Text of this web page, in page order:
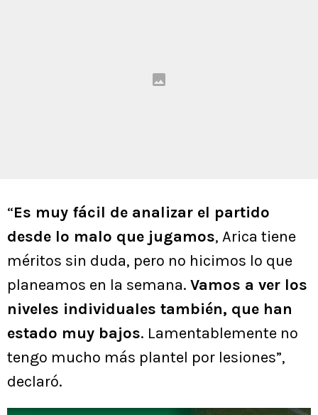
“Es muy fácil de analizar el partido
desde lo malo que jugamos, Arica tiene
méritos sin duda, pero no hicimos lo que
planeamos en la semana. Vamos a ver los
niveles individuales también, que han
estado muy bajos. Lamentablemente no
tengo mucho más plantel por lesiones”,
declaró.